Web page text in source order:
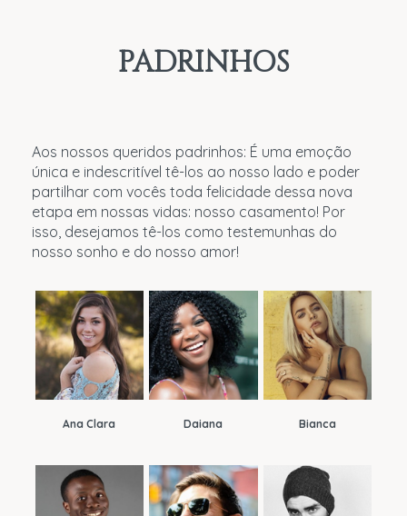
PADRINHOS
Aos nossos queridos padrinhos: É uma emoção
única e indescritível tê-los ao nosso lado e poder
partilhar com vocês toda felicidade dessa nova
etapa em nossas vidas: nosso casamento! Por
isso, desejamos tê-los como testemunhas do
nosso sonho e do nosso amor!
Ana Clara Daiana Bianca